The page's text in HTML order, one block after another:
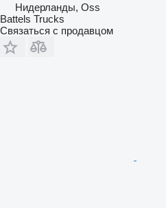
Нидерланды, Oss
Battels Trucks
Связаться с продавцом